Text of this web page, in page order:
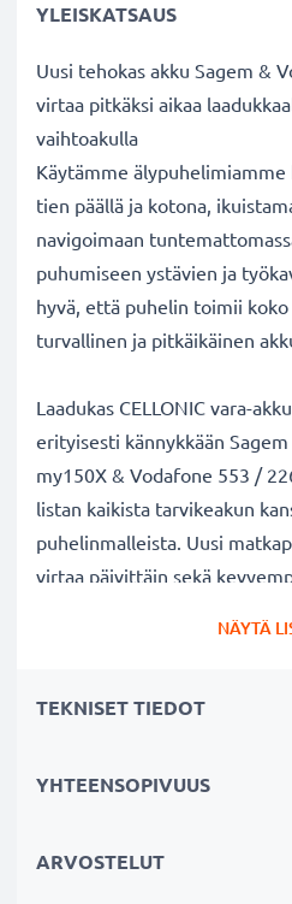
YLEISKATSAUS
Uusi tehokas akku Sagem &
virtaa pitkäksi aikaa
vaihtoakulla
Käytämme
tien päällä ja kotona,
navigoimaan
puhumiseen ystävien ja
hyvä, että puhelin toimii
turvallinen ja pitkäikäinen
Laadukas CELLONIC vara-
erityisesti kännykkään
my150X & Vodafone 553 /
listan kaikista tarvikeakun
puhelinmalleista. Uusi
virtaa päivittäin sekä
553 / 226 vaihtoakku:
tarvikeakun pitkä käyttöaika
NÄYTÄ
TEKNISET TIEDOT
YHTEENSOPIVUUS
ARVOSTELUT